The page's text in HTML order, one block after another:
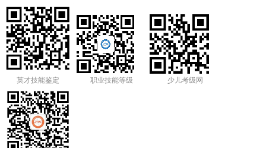
英才技能鉴定 职业技能等级 少儿考级网